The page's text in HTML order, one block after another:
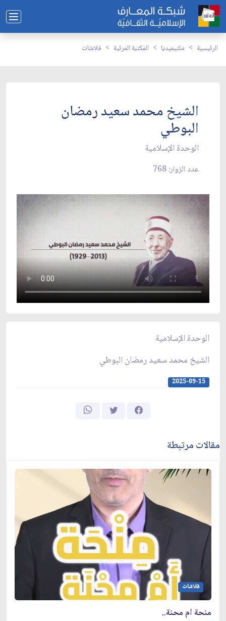
الرئيسية ملتيميديا المكتبة المرئية فلاشات
الشيخ محمد سعيد رمضان
البوطي
الوحدة الإسلامية
عدد الزوار: 768
الوحدة الإسلامية
الشيخ محمد سعيد رمضان البوطي
2025-09-15
مقالات مرتبطة
فلاشات
منحة ام محنة..